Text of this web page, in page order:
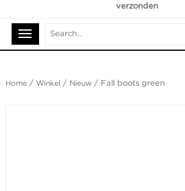
verzonden
Home / Winkel / Nieuw / Fall boots green